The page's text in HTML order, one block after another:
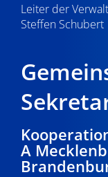
Leiter der
Steffen Schubert
A